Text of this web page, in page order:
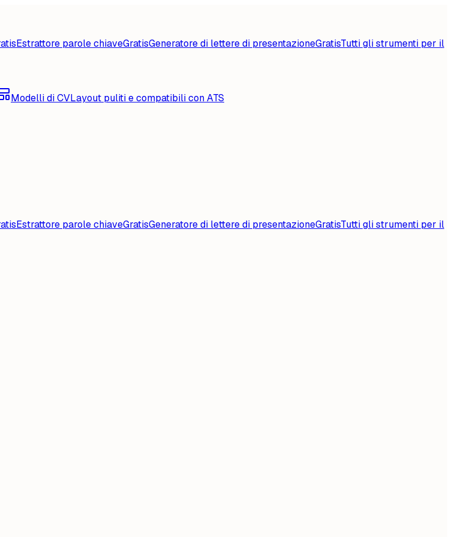
Estrattore parole chiaveGratisGeneratore di lettere di presentazioneGratisTutti gli strumenti per il
Modelli di CVLayout puliti e compatibili con ATS
Estrattore parole chiaveGratisGeneratore di lettere di presentazioneGratisTutti gli strumenti per il